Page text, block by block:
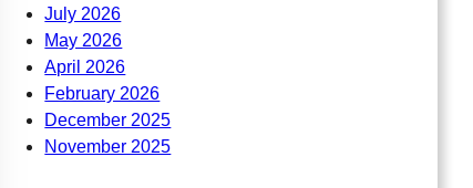
July 2026
May 2026
April 2026
February 2026
December 2025
November 2025